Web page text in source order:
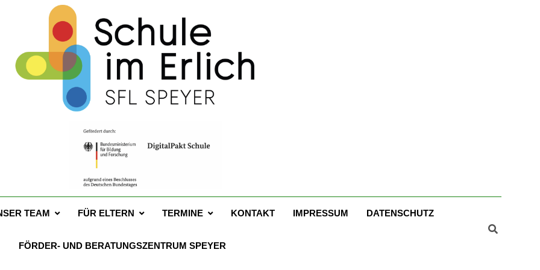
Schule Im Erlich Speyer
TEAM FÜR ELTERN TERMINE KONTAKT IMPRESSUM DATENSCHUTZ
FÖRDER- UND BERATUNGSZENTRUM SPEYER